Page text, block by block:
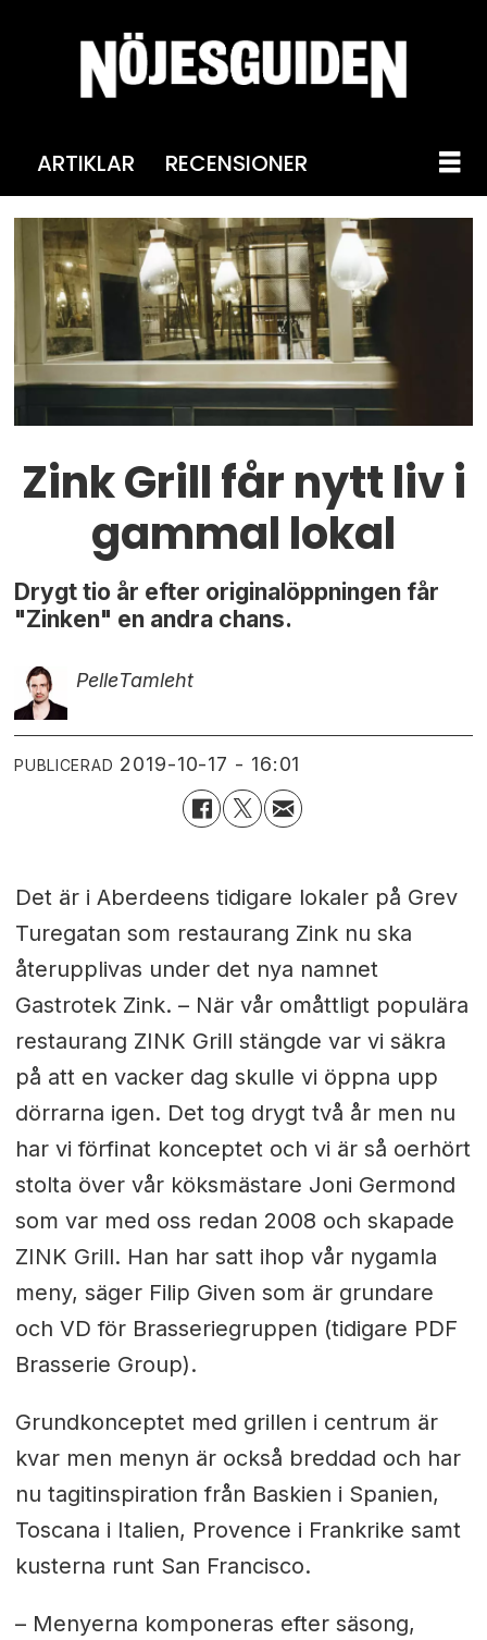
ARTIKLAR RECENSIONER
Zink Grill får nytt liv i
gammal lokal
Drygt tio år efter originalöppningen får
"Zinken" en andra chans.
PelleTamleht
PUBLICERAD 2019-10-17 - 16:01
Det är i Aberdeens tidigare lokaler på Grev
Turegatan som restaurang Zink nu ska
återupplivas under det nya namnet
Gastrotek Zink. – När vår omåttligt populära
restaurang ZINK Grill stängde var vi säkra
på att en vacker dag skulle vi öppna upp
dörrarna igen. Det tog drygt två år men nu
har vi förfinat konceptet och vi är så oerhört
stolta över vår köksmästare Joni Germond
som var med oss redan 2008 och skapade
ZINK Grill. Han har satt ihop vår nygamla
meny, säger Filip Given som är grundare
och VD för Brasseriegruppen (tidigare PDF
Brasserie Group).
Grundkonceptet med grillen i centrum är
kvar men menyn är också breddad och har
nu tagitinspiration från Baskien i Spanien,
Toscana i Italien, Provence i Frankrike samt
kusterna runt San Francisco.
– Menyerna komponeras efter säsong,